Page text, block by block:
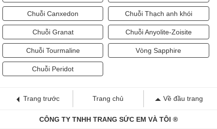
Chuỗi Canxedon Chuỗi Thạch anh khói
Chuỗi Granat Chuỗi Anyolite-Zoisite
Chuỗi Tourmaline Vòng Sapphire
Chuỗi Peridot
Trang trước Trang chủ Về đầu trang
CÔNG TY TNHH TRANG SỨC EM VÀ TÔI ®